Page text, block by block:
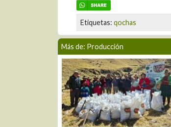
Etiquetas: qochas
Más de: Producción